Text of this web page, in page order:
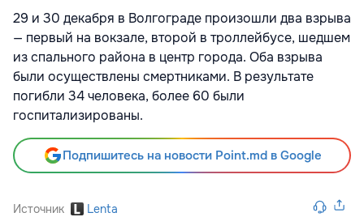
29 и 30 декабря в Волгограде произошли два взрыва
— первый на вокзале, второй в троллейбусе, шедшем
из спального района в центр города. Оба взрыва
были осуществлены смертниками. В результате
погибли 34 человека, более 60 были
госпитализированы.
Подпишитесь на новости Point.md в Google
Источник Lenta